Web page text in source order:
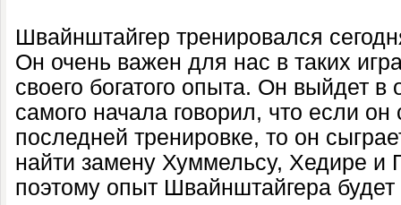
Швайнштайгер тренировался
Он очень важен для нас в таких
своего богатого опыта. Он выйдет
самого начала говорил, что если
последней тренировке, то он
найти замену Хуммельсу, Хедире и
поэтому опыт Швайнштайгера